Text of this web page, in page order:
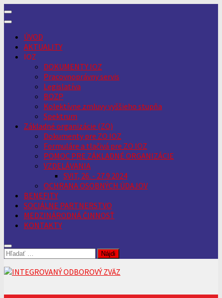
Skip
to
ÚVOD
AKTUALITY
IOZ
DOKUMENTY IOZ
Pracovnoprávny servis
Legislatíva
BOZP
Kolektívne zmluvy vyššieho stupňa
Spektrum
Základné organizácie (ZO)
Dokumenty pre ZO IOZ
Formuláre a tlačivá pre ZO IOZ
POMOC PRE ZÁKLADNÉ ORGANIZÁCIE
VZDELÁVANIA
SVIT, 26. - 27.9.2024
OCHRANA OSOBNÝCH ÚDAJOV
BENEFITY
SOCIÁLNE PARTNERSTVO
MEDZINÁRODNÁ ČINNOSŤ
KONTAKTY
Hľadať: